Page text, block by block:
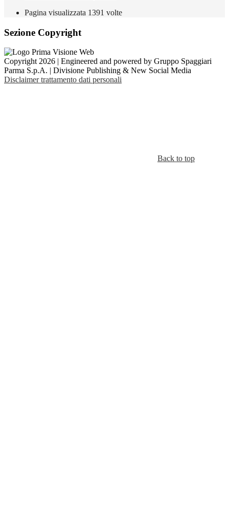
Pagina visualizzata 1391 volte
Sezione Copyright
Copyright 2026 | Engineered and powered by Gruppo Spaggiari
Parma S.p.A. | Divisione Publishing & New Social Media
Disclaimer trattamento dati personali
Back to top